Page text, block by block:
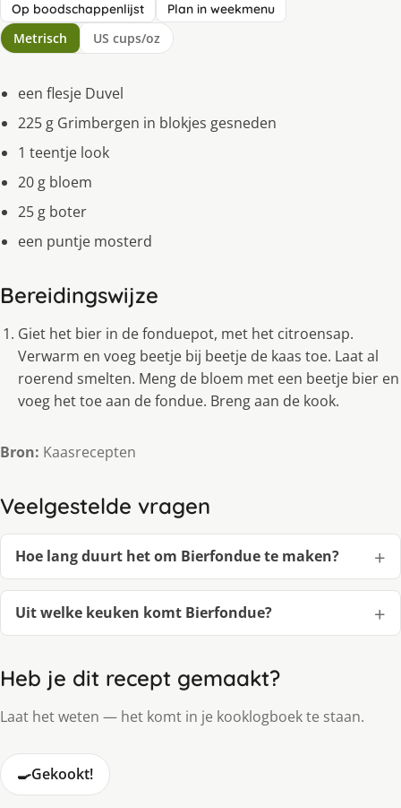
Op boodschappenlijst Plan in weekmenu
Metrisch US cups/oz
een flesje Duvel
225 g Grimbergen in blokjes gesneden
1 teentje look
20 g bloem
25 g boter
een puntje mosterd
Bereidingswijze
Giet het bier in de fonduepot, met het citroensap.
Verwarm en voeg beetje bij beetje de kaas toe. Laat al
roerend smelten. Meng de bloem met een beetje bier en
voeg het toe aan de fondue. Breng aan de kook.
Bron: Kaasrecepten
Veelgestelde vragen
Hoe lang duurt het om Bierfondue te maken?
Uit welke keuken komt Bierfondue?
Heb je dit recept gemaakt?
Laat het weten — het komt in je kooklogboek te staan.
🍳Gekookt!